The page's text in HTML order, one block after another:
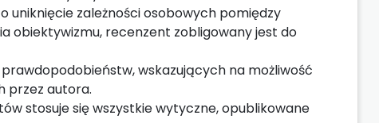
uniknięcie zależności osobowych pomiędzy
obiektywizmu, recenzent zobligowany jest do
wskazujących na możliwość
przez autora.
stosuje się wszystkie wytyczne, opublikowane